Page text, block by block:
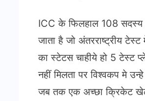
ICC के फिलहाल 108 सदस्य
जाता है जो अंतरराष्ट्रीय
का स्टेटस चाहीये हो 5 टेस्ट
नहीं मिलता पर विश्वकप मे
जब तक एक अच्छा क्रिकेट